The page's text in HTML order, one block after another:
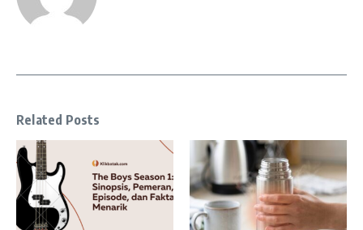
Related Posts